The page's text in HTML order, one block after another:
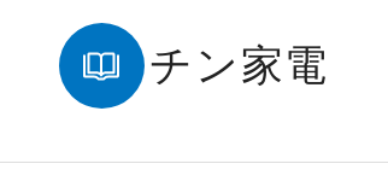
キッチン家電